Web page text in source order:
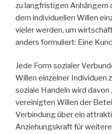
zu langfristigen Anhängern
dem individuellen Willen
vieler werden, um
anders formuliert: Eine
Jede Form sozialer
Willen einzelner Individuen
soziale Handeln wird
vereinigten Willen der
Verbindung über ein
Anziehungskraft für